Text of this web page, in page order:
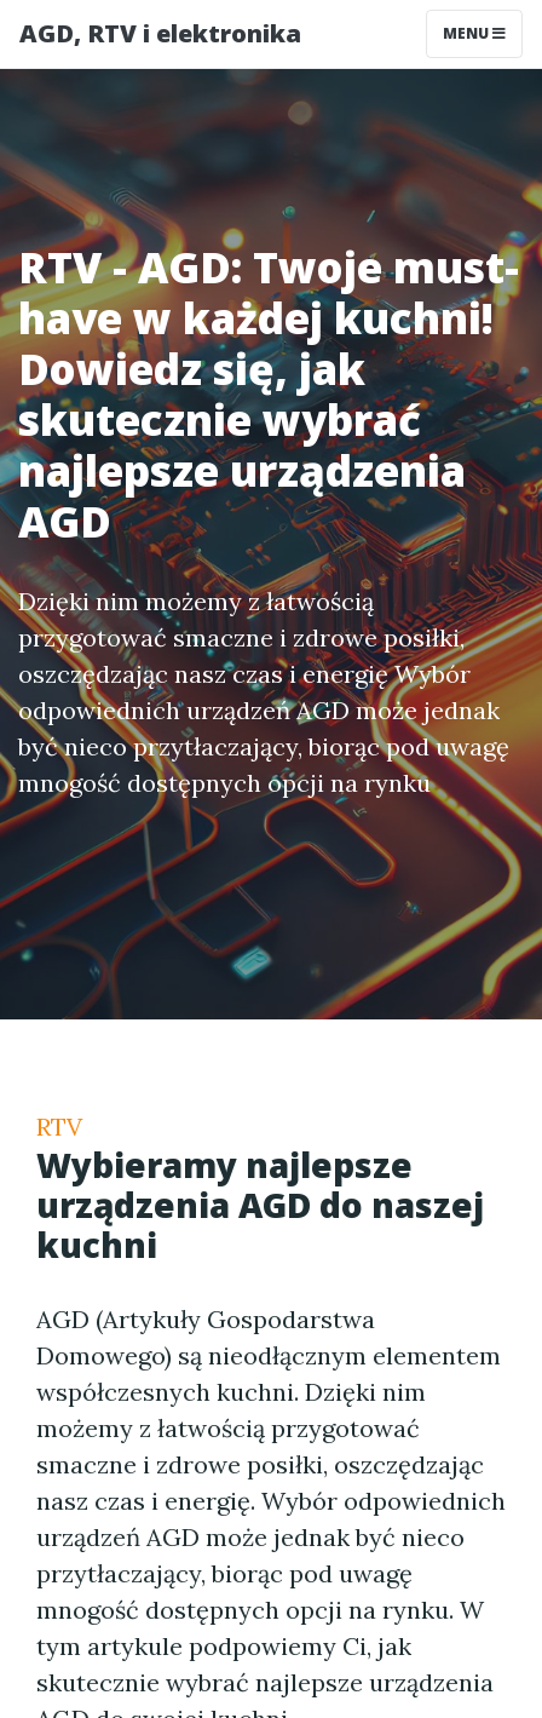
AGD, RTV i elektronika MENU
RTV - AGD: Twoje must-
have w każdej kuchni!
Dowiedz się, jak
skutecznie wybrać
najlepsze urządzenia
AGD
Dzięki nim możemy z łatwością
przygotować smaczne i zdrowe posiłki,
oszczędzając nasz czas i energię Wybór
odpowiednich urządzeń AGD może jednak
być nieco przytłaczający, biorąc pod uwagę
mnogość dostępnych opcji na rynku
RTV
Wybieramy najlepsze
urządzenia AGD do naszej
kuchni
AGD (Artykuły Gospodarstwa
Domowego) są nieodłącznym elementem
współczesnych kuchni. Dzięki nim
możemy z łatwością przygotować
smaczne i zdrowe posiłki, oszczędzając
nasz czas i energię. Wybór odpowiednich
urządzeń AGD może jednak być nieco
przytłaczający, biorąc pod uwagę
mnogość dostępnych opcji na rynku. W
tym artykule podpowiemy Ci, jak
skutecznie wybrać najlepsze urządzenia